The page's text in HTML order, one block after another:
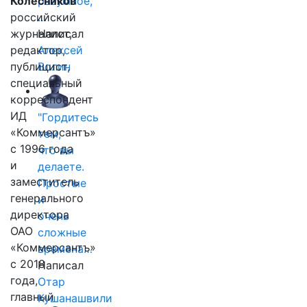
…
Написал
Алексей
Волин
"Гордитесь
тем,
что вы
делаете.
Простые
и
очень
сложные
времена…
Написал
Отар
Кушанашвили
российский
журналист,
редактор,
публицист,
специальный
корреспондент
ИД
«Коммерсантъ»
с 1996 года
и
заместитель
генерального
директора
ОАО
«Коммерсантъ»
с 2018
года,
главный